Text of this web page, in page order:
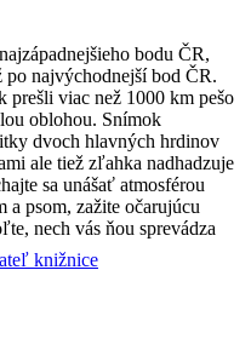
knižnice
bodu ČR,
po najvýchodnejší bod ČR.
prešli viac než 1000 km pešo
oblohou. Snímok
dvoch hlavných hrdinov
ale tiež zľahka nadhadzuje
sa unášať atmosférou
psom, zažite očarujúcu
nech vás ňou sprevádza